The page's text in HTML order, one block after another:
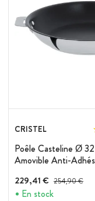
CRISTEL
Poêle Casteline Ø
Amovible Anti-
229,41 € Prix avant
254,90 €
En stock